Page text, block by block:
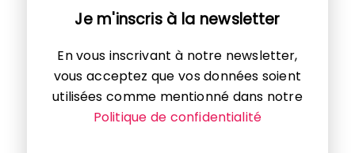
Je m'inscris à la newsletter
En vous inscrivant à notre newsletter,
vous acceptez que vos données soient
utilisées comme mentionné dans notre
Politique de confidentialité